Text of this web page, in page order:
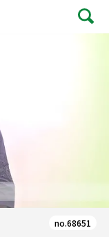
no.68651